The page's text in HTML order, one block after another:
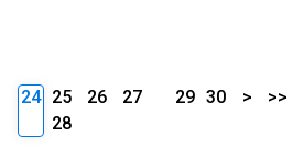
24 25 26
27
28
29 30 > >>